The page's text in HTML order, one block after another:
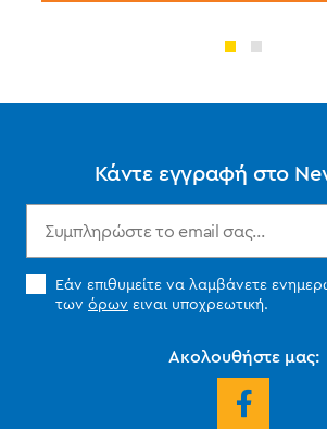
Κάντε εγγραφή στο
Εάν επιθυμείτε να λαμβάνετε
των όρων ειναι υποχρεωτική.
Ακολουθήστε μας: